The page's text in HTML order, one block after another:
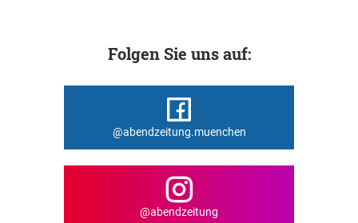
Folgen Sie uns auf:
@abendzeitung.muenchen
@abendzeitung